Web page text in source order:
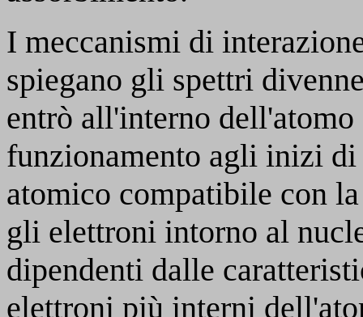
I meccanismi di
spiegano gli spettri
entrò all'interno
funzionamento agli inizi
atomico compatibile con
gli elettroni intorno al
dipendenti dalle
elettroni più interni